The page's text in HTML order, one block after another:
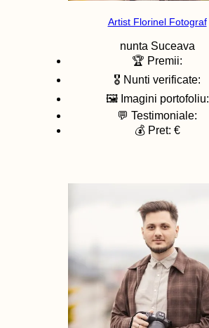
Artist Florinel Fotograf
nunta Suceava
🏆 Premii:
🎖️ Nunti verificate:
🖼️ Imagini portofoliu:
💬 Testimoniale:
💰 Pret: €